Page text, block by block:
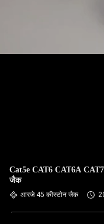
Cat5e CAT6 CAT6A CAT7
जैक
आरजे 45 कीस्टोन जैक